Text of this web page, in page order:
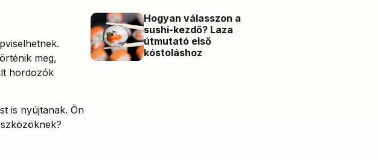
meg,
hordozók
is nyújtanak. Ön
Hogyan válasszon a
sushi-kezdő? Laza
útmutató első
kóstoláshoz